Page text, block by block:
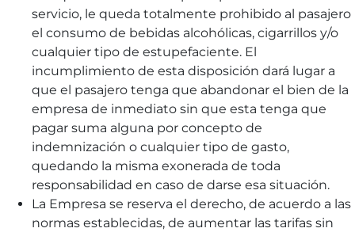
servicio, le queda totalmente prohibido al pasajero
el consumo de bebidas alcohólicas, cigarrillos y/o
cualquier tipo de estupefaciente. El
incumplimiento de esta disposición dará lugar a
que el pasajero tenga que abandonar el bien de la
empresa de inmediato sin que esta tenga que
pagar suma alguna por concepto de
indemnización o cualquier tipo de gasto,
quedando la misma exonerada de toda
responsabilidad en caso de darse esa situación.
La Empresa se reserva el derecho, de acuerdo a las
normas establecidas, de aumentar las tarifas sin